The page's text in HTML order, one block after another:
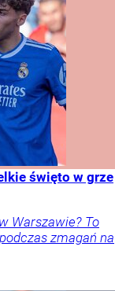
święto w grze
Warszawie? To
zmagań na